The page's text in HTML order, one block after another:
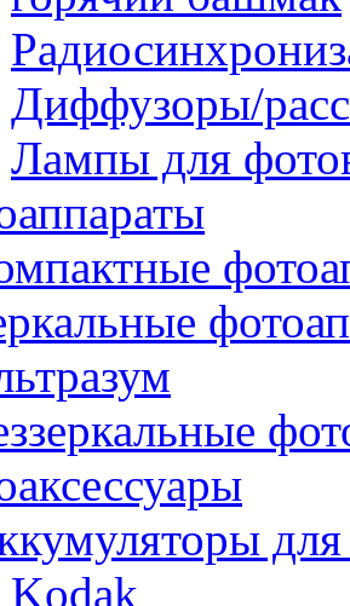
Диффузоры/
Лампы для
для
Kodak